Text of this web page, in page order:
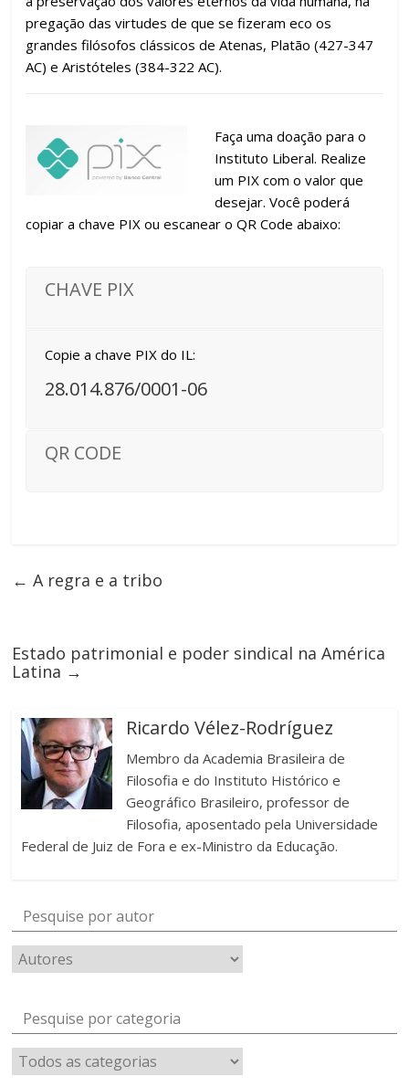
pregação das virtudes de que se fizeram eco os
grandes filósofos clássicos de Atenas, Platão (427-347
AC) e Aristóteles (384-322 AC).
Faça uma doação para o
Instituto Liberal. Realize
um PIX com o valor que
desejar. Você poderá
copiar a chave PIX ou escanear o QR Code abaixo:
CHAVE PIX
Copie a chave PIX do IL:
28.014.876/0001-06
QR CODE
← A regra e a tribo
Estado patrimonial e poder sindical na América
Latina →
Ricardo Vélez-Rodríguez
Membro da Academia Brasileira de
Filosofia e do Instituto Histórico e
Geográfico Brasileiro, professor de
Filosofia, aposentado pela Universidade
Federal de Juiz de Fora e ex-Ministro da Educação.
Pesquise por autor
Pesquise por categoria